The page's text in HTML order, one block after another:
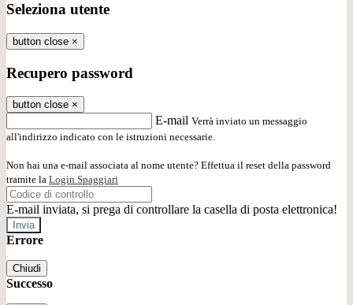
Seleziona utente
button close ×
Recupero password
button close ×
E-mail Verrà inviato un messaggio
all'indirizzo indicato con le istruzioni necessarie.
Non hai una e-mail associata al nome utente? Effettua il reset della password
tramite la Login Spaggiari
E-mail inviata, si prega di controllare la casella di posta elettronica!
Errore
Chiudi
Successo